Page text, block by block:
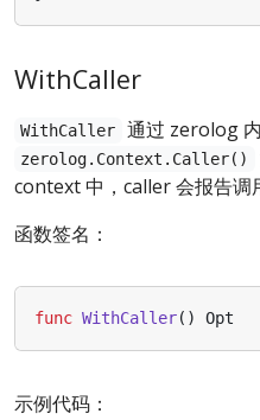
WithCaller
WithCaller 通过 zerolog
zerolog.Context.Caller()
context 中，caller 会报告调
函数签名：
func WithCaller() Opt
示例代码：